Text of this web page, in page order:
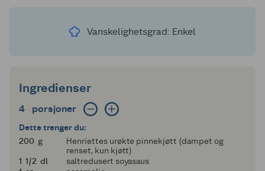
Vanskelighetsgrad: Enkel
Ingredienser
4 porsjoner
4 porsjoner
Dette trenger du:
200
200 g
Henriettes urøkte pinnekjøtt (dampet og
renset, kun kjøtt)
1 og en halv
1 1/2 dl
saltredusert soyasaus